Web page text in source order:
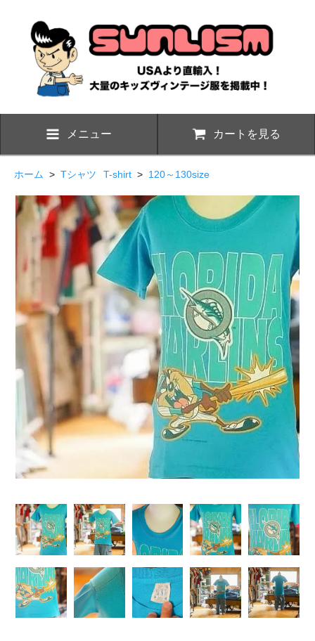
メニュー カートを見る
ホーム > Tシャツ T-shirt > 120～130size